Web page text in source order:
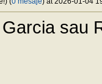
sau